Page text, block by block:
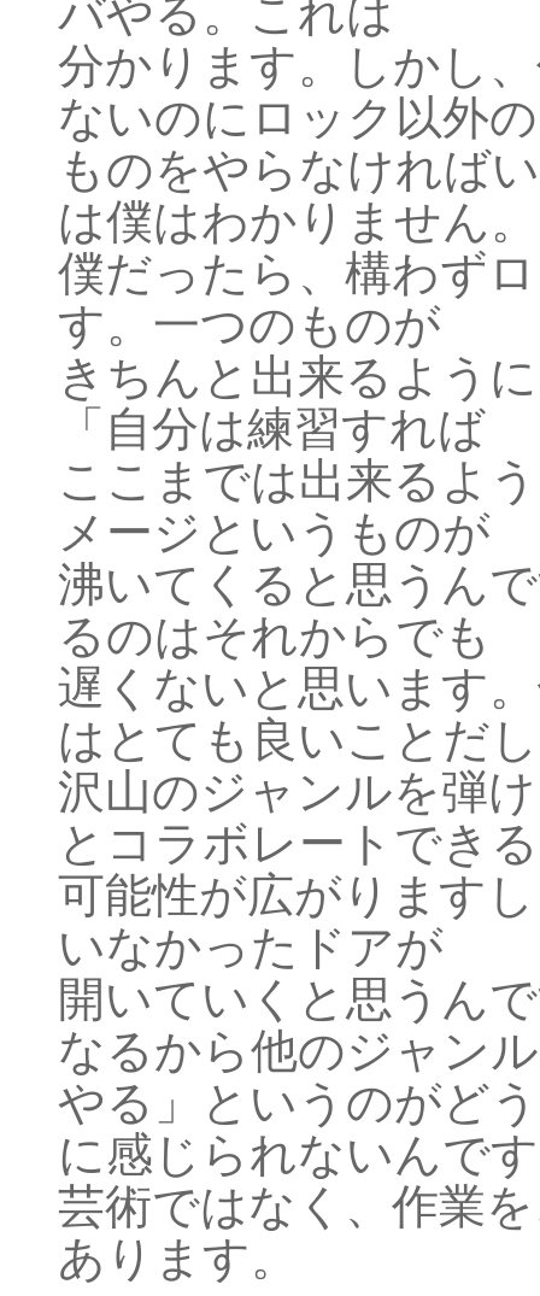
バやる。これは
分かります。しかし
ないのにロック以外の
ものをやらなければ
は僕はわかりません。
僕だったら、構わず
す。一つのものが
きちんと出来るよう
「自分は練習すれば
ここまでは出来るよ
メージというものが
沸いてくると思うん
るのはそれからでも
遅くないと思います
はとても良いことだし
沢山のジャンルを弾
とコラボレートできる
可能性が広がります
いなかったドアが
開いていくと思うん
なるから他のジャン
やる」というのがど
に感じられないんで
芸術ではなく、作業
あります。